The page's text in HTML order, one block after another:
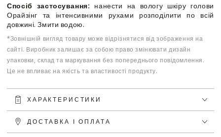
Спосіб застосування: нанести на вологу шкіру голови
Орайзінг та інтенсивними рухами розподілити по всій
довжині. Змити водою.
*Зовнішній вигляд товару може відрізнятися від зображення на
сайті. Виробник залишає за собою право змінювати дизайн
упаковки, склад та маркування без попереднього повідомлення.
Це не впливає на якість та властивості продукту.
ХАРАКТЕРИСТИКИ
ДОСТАВКА І ОПЛАТА